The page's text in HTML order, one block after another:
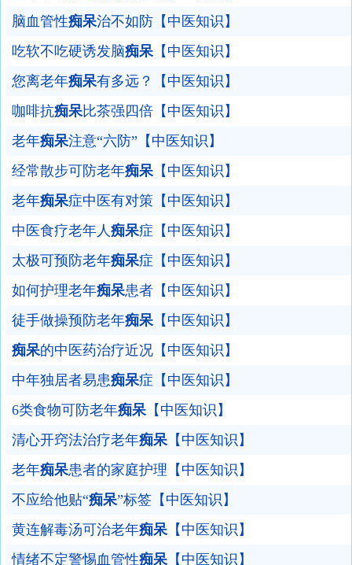
脑血管性痴呆治不如防【中医知识】
吃软不吃硬诱发脑痴呆【中医知识】
您离老年痴呆有多远？【中医知识】
咖啡抗痴呆比茶强四倍【中医知识】
老年痴呆注意“六防”【中医知识】
经常散步可防老年痴呆【中医知识】
老年痴呆症中医有对策【中医知识】
中医食疗老年人痴呆症【中医知识】
太极可预防老年痴呆症【中医知识】
如何护理老年痴呆患者【中医知识】
徒手做操预防老年痴呆【中医知识】
痴呆的中医药治疗近况【中医知识】
中年独居者易患痴呆症【中医知识】
6类食物可防老年痴呆【中医知识】
清心开窍法治疗老年痴呆【中医知识】
老年痴呆患者的家庭护理【中医知识】
不应给他贴“痴呆”标签【中医知识】
黄连解毒汤可治老年痴呆【中医知识】
情绪不定警惕血管性痴呆【中医知识】